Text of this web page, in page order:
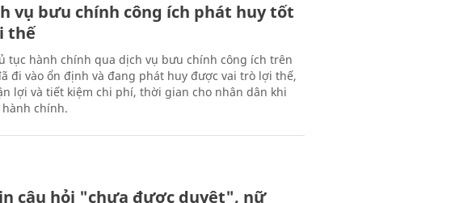
vụ bưu chính công ích phát huy tốt
thế
tục hành chính qua dịch vụ bưu chính công ích trên
đi vào ổn định và đang phát huy được vai trò lợi thế,
lợi và tiết kiệm chi phí, thời gian cho nhân dân khi
chính.
câu hỏi "chưa được duyệt", nữ